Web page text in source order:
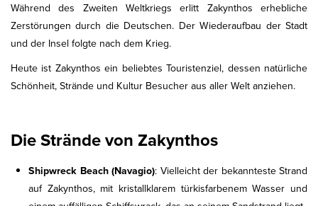
Während des Zweiten Weltkriegs erlitt Zakynthos erhebliche
Zerstörungen durch die Deutschen. Der Wiederaufbau der Stadt
und der Insel folgte nach dem Krieg.
Heute ist Zakynthos ein beliebtes Touristenziel, dessen natürliche
Schönheit, Strände und Kultur Besucher aus aller Welt anziehen.
Die Strände von Zakynthos
Shipwreck Beach (Navagio): Vielleicht der bekannteste Strand
auf Zakynthos, mit kristallklarem türkisfarbenem Wasser und